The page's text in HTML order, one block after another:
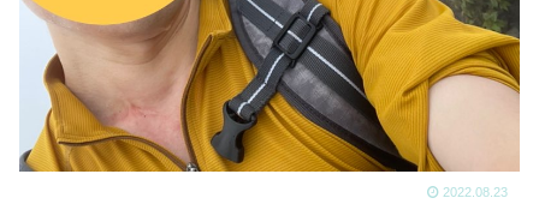
2022.08.23